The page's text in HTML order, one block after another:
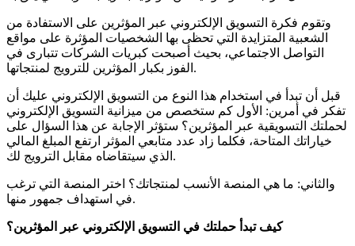
وتقوم فكرة التسويق الإلكتروني عبر المؤثرين على الاستفادة من
الشعبية المتزايدة التي تحظى بها الشخصيات المؤثرة على مواقع
التواصل الاجتماعي، بحيث أصبحت كبريات الشركات تتبارى في
الفوز بكبار المؤثرين للترويج لمنتجاتها.
قبل أن تبدأ في استخدام هذا النوع من التسويق الإلكتروني عليك أن
تفكر في أمرين: الأول كم ستخصص من ميزانية التسويق الإلكتروني
لحملتك التسويقية عبر المؤثرين؟ ستؤثر الإجابة عن هذا السؤال على
خياراتك المتاحة، فكلما زاد عدد متابعي المؤثر ارتفع المبلغ المالي
الذي سيتقاضاه مقابل الترويج لك.
والثاني: ما هي المنصة الأنسب لمنتجاتك؟ اختر المنصة التي ترغب
في استهداف جمهور منها.
كيف تبدأ حملتك في التسويق الإلكتروني عبر المؤثرين؟